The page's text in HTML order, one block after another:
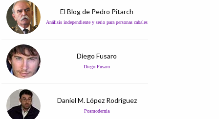
El Blog de Pedro Pitarch
Análisis independiente y serio para personas cabales
Diego Fusaro
Diego Fusaro
Daniel M. López Rodríguez
Posmodernia